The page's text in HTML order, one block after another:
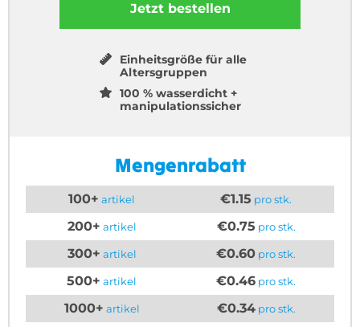
Jetzt bestellen
Einheitsgröße für alle
Altersgruppen
100 % wasserdicht +
manipulationssicher
Mengenrabatt
100+ artikel €1.15 pro stk.
200+ artikel €0.75 pro stk.
300+ artikel €0.60 pro stk.
500+ artikel €0.46 pro stk.
1000+ artikel €0.34pro stk.